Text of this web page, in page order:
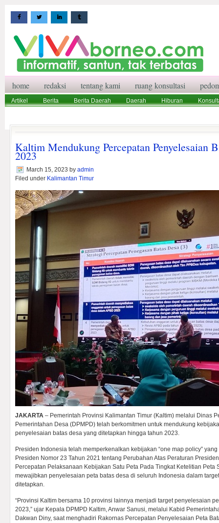
home redaksi tentang kami ruang konsultasi
Artikel Berita Berita Daerah Daerah Hiburan
Kaltim Mendukung Percepatan Penyelesaian
2023
March 15, 2023 by admin
Filed under Kalimantan Timur
JAKARTA – Pemerintah Provinsi Kalimantan Timur (Kaltim) melalui Dinas
Pemerintahan Desa (DPMPD) telah berkomitmen untuk mendukung
penyelesaian batas desa yang ditetapkan hingga tahun 2023.
Presiden Indonesia telah memperkenalkan kebijakan “one map policy”
Presiden Nomor 23 Tahun 2021 tentang Perubahan Atas Peraturan
Percepatan Pelaksanaan Kebijakan Satu Peta Pada Tingkat Ketelitian Peta
mewajibkan penyelesaian peta batas desa di seluruh Indonesia dalam
ditetapkan.
“Provinsi Kaltim bersama 10 provinsi lainnya menjadi target penyelesaian
2023,” ujar Kepala DPMPD Kaltim, Anwar Sanusi, melalui Kabid
Dakwan Diny, saat menghadiri Rakornas Percepatan Penyelesaian Peta